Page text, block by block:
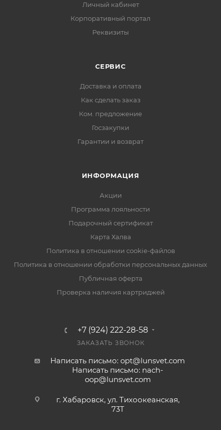
Личный кабинет
Корпоративный портал
Реквизиты
СЕРВИС
Доставка и оплата
Как сделать заказ
Ком. предложение
Госзакупки
Гарантии и возврат
ИНФОРМАЦИЯ
Акции
Программа лояльности
Подарочный сертификат
Карта Халва
Политика в отношении cookie-файлов
Политика в отношении обработки персональных данных
Публичная оферта
Проверка наличия картриджей
+7 (924) 222-28-58
ЗАКАЗАТЬ ЗВОНОК
Написать письмо: opt@lunsvet.com
Написать письмо: nach-
oop@lunsvet.com
г. Хабаровск, ул. Тихоокеанская,
73Т